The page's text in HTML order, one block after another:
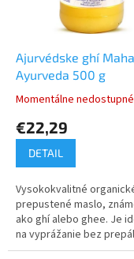
Ajurvédske ghí
Ayurveda 500 g
Momentálne nedostupné
€22,29
DETAIL
Vysokokvalitné
prepustené maslo,
ako ghí alebo ghee. Je
na vyprážanie bez
ale aj na varenie a